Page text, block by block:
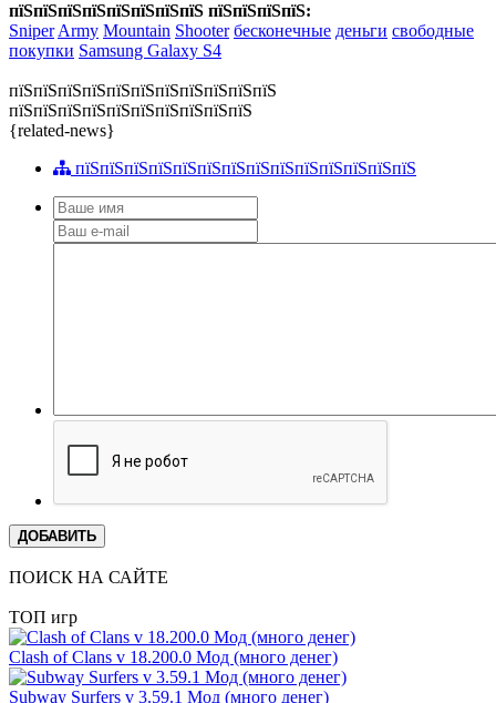
пїЅпїЅпїЅпїЅпїЅпїЅпїЅпїЅ пїЅпїЅпїЅпїЅ:
Sniper Army Mountain Shooter бесконечные деньги свободные
покупки Samsung Galaxy S4
пїЅпїЅпїЅпїЅпїЅпїЅпїЅпїЅпїЅпїЅпїЅ
пїЅпїЅпїЅпїЅпїЅпїЅпїЅпїЅпїЅпїЅ
{related-news}
пїЅпїЅпїЅпїЅпїЅпїЅпїЅпїЅпїЅпїЅпїЅпїЅпїЅпїЅ
ДОБАВИТЬ
ПОИСК НА САЙТЕ
ТОП игр
Clash of Clans v 18.200.0 Мод (много денег)
Subway Surfers v 3.59.1 Мод (много денег)